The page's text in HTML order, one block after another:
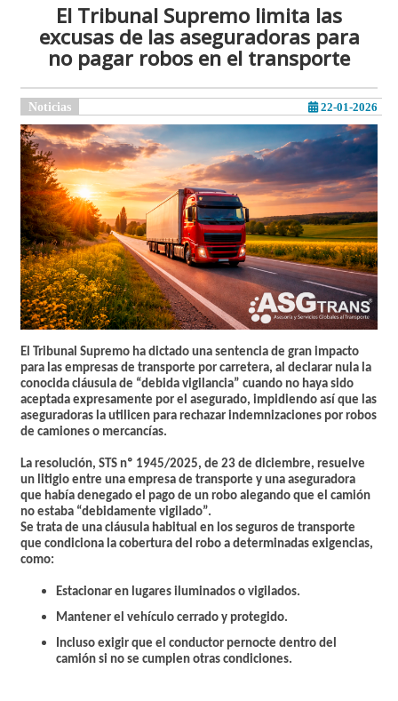
El Tribunal Supremo limita las
excusas de las aseguradoras para
no pagar robos en el transporte
Noticias 22-01-2026
El Tribunal Supremo ha dictado una sentencia de gran impacto
para las empresas de transporte por carretera, al declarar nula la
conocida cláusula de “debida vigilancia” cuando no haya sido
aceptada expresamente por el asegurado, impidiendo así que las
aseguradoras la utilicen para rechazar indemnizaciones por robos
de camiones o mercancías.
La resolución, STS nº 1945/2025, de 23 de diciembre, resuelve
un litigio entre una empresa de transporte y una aseguradora
que había denegado el pago de un robo alegando que el camión
no estaba “debidamente vigilado”.
Se trata de una cláusula habitual en los seguros de transporte
que condiciona la cobertura del robo a determinadas exigencias,
como:
Estacionar en lugares iluminados o vigilados.
Mantener el vehículo cerrado y protegido.
Incluso exigir que el conductor pernocte dentro del
camión si no se cumplen otras condiciones.